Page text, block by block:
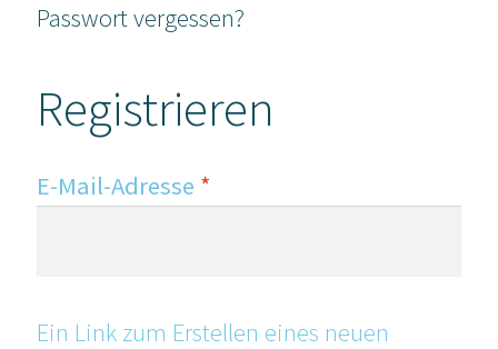
Passwort vergessen?
Registrieren
E-Mail-Adresse *
Ein Link zum Erstellen eines neuen